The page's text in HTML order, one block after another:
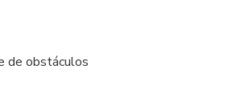
de obstáculos